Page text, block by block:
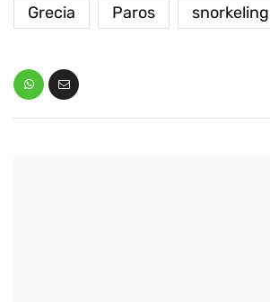
Grecia Paros snorkeling